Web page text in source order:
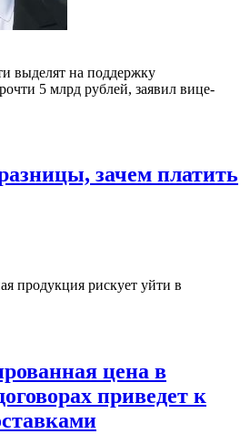
выделят на поддержку
5 млрд рублей, заявил вице-
зачем платить
продукция рискует уйти в
цена в
приведет к